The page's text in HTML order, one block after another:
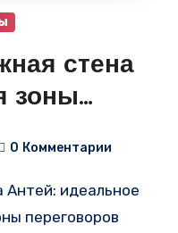
стена
зоны
в офисе
0 Комментарии
переговоров